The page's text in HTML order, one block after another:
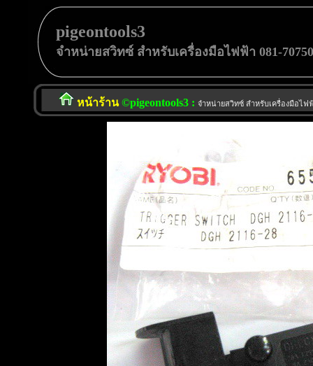
pigeontools3
จำหน่ายสวิทซ์ สำหรับเครื่องมือไฟฟ้า 081-
หน้าร้าน©pigeontools3 : จำหน่ายสวิทซ์ สำหรับเครื่องมือไฟ